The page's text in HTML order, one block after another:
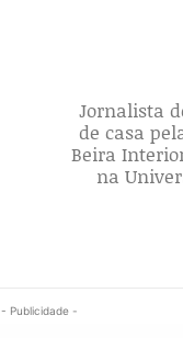
Jornalista
de casa
Beira
na
- Publicidade -